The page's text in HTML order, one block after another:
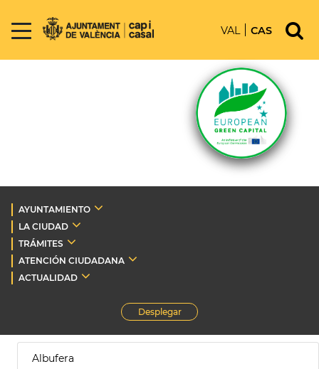
VAL CAS
AYUNTAMIENTO
LA CIUDAD
TRÁMITES
ATENCIÓN CIUDADANA
ACTUALIDAD
Desplegar
Albufera